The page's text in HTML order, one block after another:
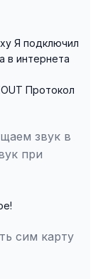
Я подключил
в интернета
Протокол
звук в
при
сим карту